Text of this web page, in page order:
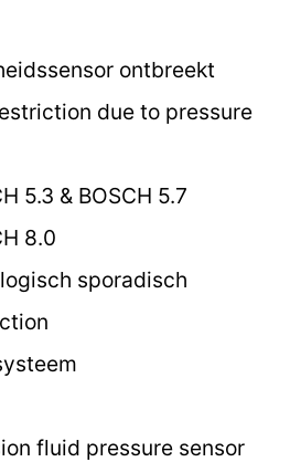
ontbreekt
due to pressure
5.3 & BOSCH 5.7
8.0
sporadisch
fluid pressure sensor